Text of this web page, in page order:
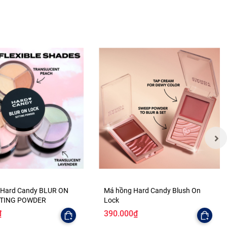
Candy BLUR ON
POWDER
Má hồng Hard Candy Blush On
Lock
390.000₫